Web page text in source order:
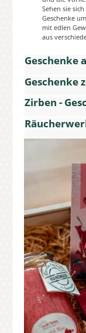
Sehen sie
Geschenke
mit edlen
aus
Geschenke
Geschenke
Zirben -